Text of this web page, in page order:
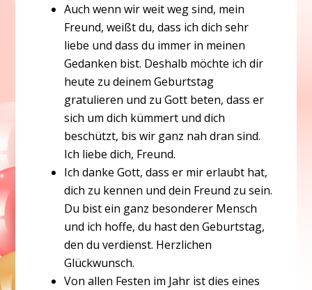
Auch wenn wir weit weg sind, mein
Freund, weißt du, dass ich dich sehr
liebe und dass du immer in meinen
Gedanken bist. Deshalb möchte ich dir
heute zu deinem Geburtstag
gratulieren und zu Gott beten, dass er
sich um dich kümmert und dich
beschützt, bis wir ganz nah dran sind.
Ich liebe dich, Freund.
Ich danke Gott, dass er mir erlaubt hat,
dich zu kennen und dein Freund zu sein.
Du bist ein ganz besonderer Mensch
und ich hoffe, du hast den Geburtstag,
den du verdienst. Herzlichen
Glückwunsch.
Von allen Festen im Jahr ist dies eines